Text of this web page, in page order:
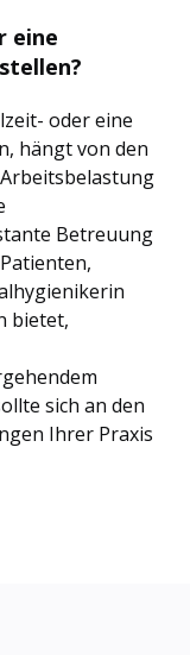
eine
oder eine
hängt von den
Betreuung
bietet,
sich an den
Ihrer Praxis